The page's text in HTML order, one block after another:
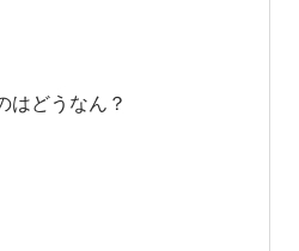
はどうなん？